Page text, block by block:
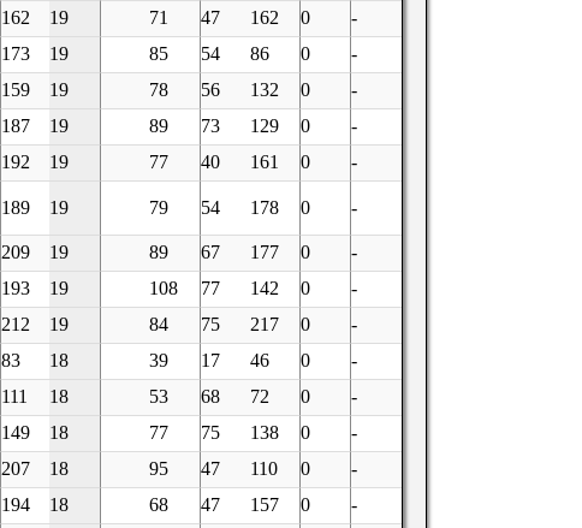
162 19 71 47 162 0 -
173 19 85 54 86 0 -
159 19 78 56 132 0 -
187 19 89 73 129 0 -
192 19 77 40 161 0 -
189 19 79 54 178 0 -
209 19 89 67 177 0 -
193 19 108 77 142 0 -
212 19 84 75 217 0 -
83 18 39 17 46 0 -
111 18 53 68 72 0 -
149 18 77 75 138 0 -
207 18 95 47 110 0 -
194 18 68 47 157 0 -